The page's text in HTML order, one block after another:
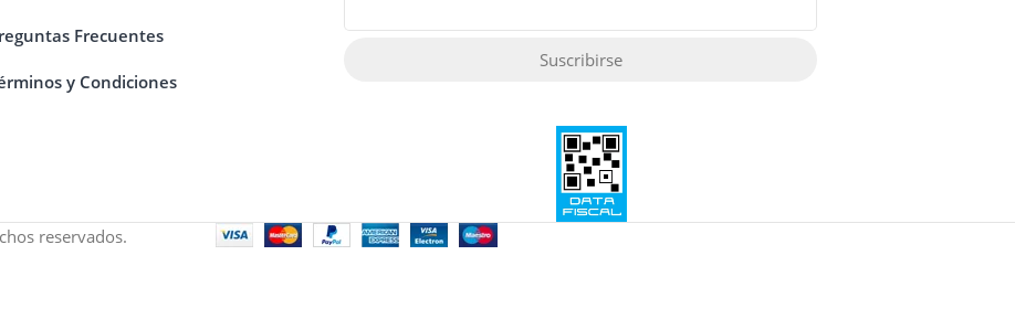
Frecuentes
y Condiciones
Suscribirse
reservados.